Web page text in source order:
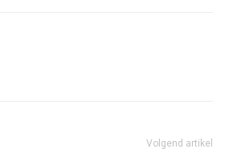
Volgend artikel